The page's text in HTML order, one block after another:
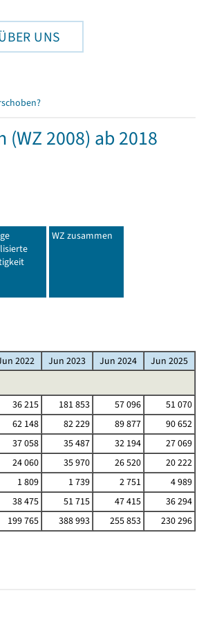
UNS
2008) ab 2018
WZ zusammen
2022 Jun 2023 Jun 2024 Jun 2025
36 215 181 853 57 096
51 070
62 148 82 229 89 877
90 652
37 058 35 487 32 194
27 069
24 060 35 970 26 520
20 222
1 809 1 739 2 751
4 989
38 475 51 715 47 415
36 294
199 765 388 993 255 853 230 296